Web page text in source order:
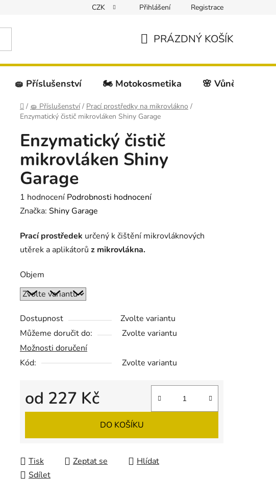
CZK Přihlášení Registrace
PRÁZDNÝ KOŠÍK
🧽 Příslušenství 🏍️ Motokosmetika 🌸 Vůně do auta
Domů
/ 🧽 Příslušenství / Prací prostředky na mikrovlákno /
Enzymatický čistič mikrovláken Shiny Garage
Enzymatický čistič
mikrovláken Shiny
Garage
Průměrné
hodnocení
je
5,0
5
hvězdiček.
1 hodnocení Podrobnosti hodnocení
Značka: Shiny Garage
Prací prostředek určený k čištění mikrovláknových
utěrek a aplikátorů z mikrovlákna.
Objem
Dostupnost
Zvolte variantu
Můžeme doručit do:
Zvolte variantu
Možnosti doručení
Kód:
Zvolte variantu
od 227 Kč
Měrná cena:
DO KOŠÍKU
Tisk Zeptat se
Hlídat
Sdílet